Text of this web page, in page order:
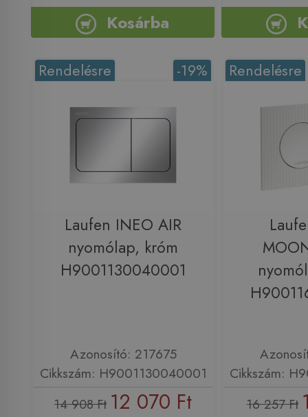
Kosárba
-19%
Rendelésre
Laufen INEO AIR
nyomólap, króm
H9001130040001
Azonosító: 217675
Cikkszám: H9001130040001
14 908 Ft 12 070 Ft
Rendelésre
Cikkszám:
16 257 Ft